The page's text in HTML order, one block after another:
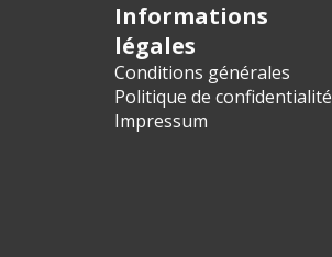
Informations
légales
Conditions générales
Politique de confidentialité
Impressum